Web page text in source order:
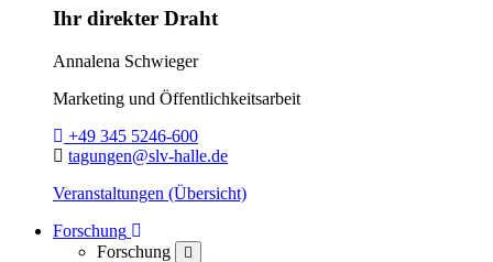
Ihr direkter Draht
Annalena Schwieger
Marketing und Öffentlichkeitsarbeit
Telefon:
+49 345 5246-600
E-Mail:
tagungen@slv-halle.de
Veranstaltungen (Übersicht)
Forschung
Forschung